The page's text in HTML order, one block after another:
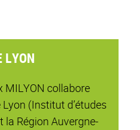
LYON
MILYON collabore
(Institut d’études
la Région Auvergne-